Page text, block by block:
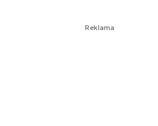
Reklama